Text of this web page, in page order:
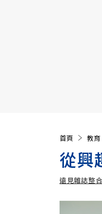
首頁 教育
從興
遠見雜誌整